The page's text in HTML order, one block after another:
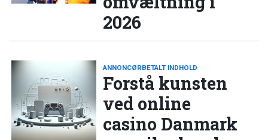
2026
ANNONCØRBETALT INDHOLD
Forstå kunsten
ved online
casino Danmark